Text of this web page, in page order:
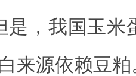
是，我国玉米
来源依赖豆粕